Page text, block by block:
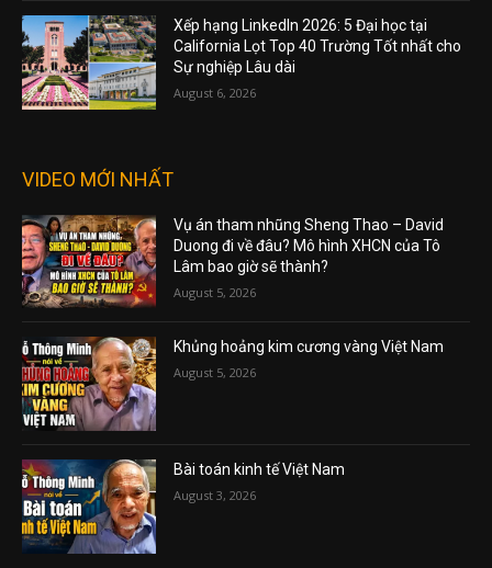
Xếp hạng LinkedIn 2026: 5 Đại học tại
California Lọt Top 40 Trường Tốt nhất cho
Sự nghiệp Lâu dài
August 6, 2026
VIDEO MỚI NHẤT
Vụ án tham nhũng Sheng Thao – David
Duong đi về đâu? Mô hình XHCN của Tô
Lâm bao giờ sẽ thành?
August 5, 2026
Khủng hoảng kim cương vàng Việt Nam
August 5, 2026
Bài toán kinh tế Việt Nam
August 3, 2026